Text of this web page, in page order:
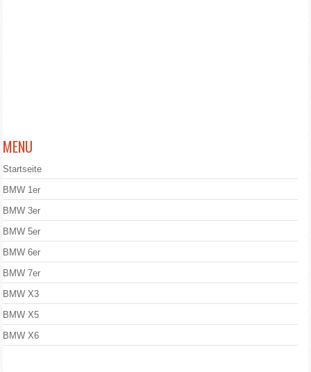
MENU
Startseite
BMW 1er
BMW 3er
BMW 5er
BMW 6er
BMW 7er
BMW X3
BMW X5
BMW X6